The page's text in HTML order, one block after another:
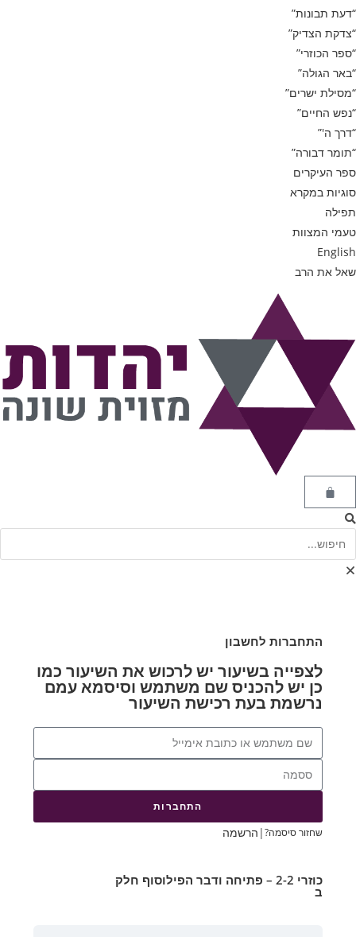
“דעת תבונות”
“צדקת הצדיק”
“ספר הכוזרי”
“באר הגולה”
“מסילת ישרים”
“נפש החיים”
“דרך ה'”
“תומר דבורה”
ספר העיקרים
סוגיות במקרא
תפילה
טעמי המצוות
English
שאל את הרב
התחברות לחשבון
לצפייה בשיעור יש לרכוש את השיעור כמו
כן יש להכניס שם משתמש וסיסמא עמם
נרשמת בעת רכישת השיעור
התחברות
שחזור סיסמה?| הרשמה
כוזרי 2-2 – פתיחה ודבר הפילוסוף חלק
ב